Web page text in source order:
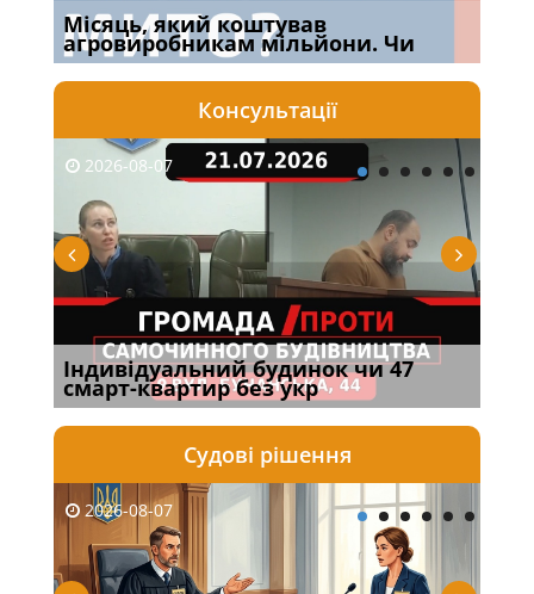
Місяць, який коштував
агровиробникам мільйони. Чи
Консультації
2026-08-07
Індивідуальний будинок чи 47
смарт-квартир без укр
Судові рішення
2026-08-07